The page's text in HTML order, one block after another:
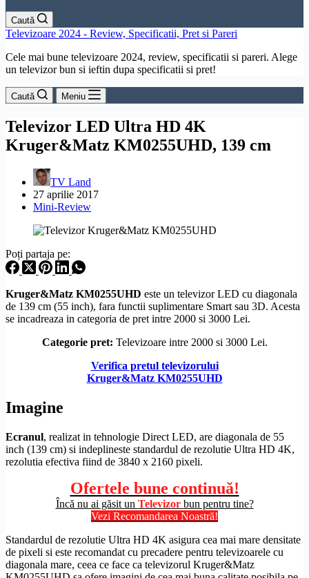
Caută
Televizoare 2024 - Review, Specificatii, Pret si Pareri
Cele mai bune televizoare 2024, review, specificatii si pareri. Alege
un televizor bun si ieftin dupa specificatii si pret!
Caută Meniu
Televizor LED Ultra HD 4K
Kruger&Matz KM0255UHD, 139 cm
TV Land
27 aprilie 2017
Mini-Review
Poți partaja pe:
Kruger&Matz KM0255UHD este un televizor LED cu diagonala
de 139 cm (55 inch), fara functii suplimentare Smart sau 3D. Acesta
se incadreaza in categoria de pret intre 2000 si 3000 Lei.
Categorie pret: Televizoare intre 2000 si 3000 Lei.
Verifica pretul televizorului
Kruger&Matz KM0255UHD
Imagine
Ecranul, realizat in tehnologie Direct LED, are diagonala de 55
inch (139 cm) si indeplineste standardul de rezolutie Ultra HD 4K,
rezolutia efectiva fiind de 3840 x 2160 pixeli.
Ofertele bune continuă!
Încă nu ai găsit un Televizor bun pentru tine?
Vezi Recomandarea Noastră!
Standardul de rezolutie Ultra HD 4K asigura cea mai mare densitate
de pixeli si este recomandat cu precadere pentru televizoarele cu
diagonala mare, ceea ce face ca televizorul Kruger&Matz